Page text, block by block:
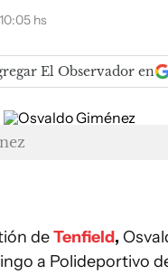
10:05 hs
El Observador en
deTenfield,
a Polideportivo